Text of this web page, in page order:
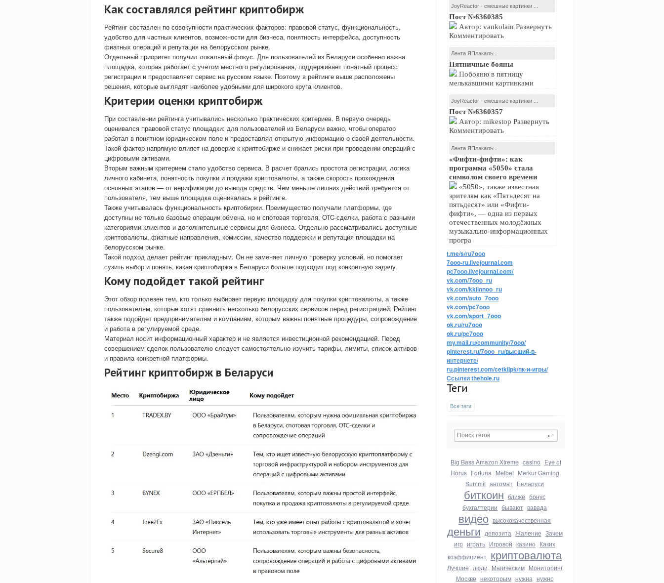
JoyReactor - смешные картинки ...
Пост №6360385
Автор: vankolain Развернуть
Комментировать
Лента ЯПлакалъ...
Пятничные бояны
Побояню в пятницу
мелькавшими картинками
JoyReactor - смешные картинки ...
Пост №6360357
Автор: mikestop Развернуть
Комментировать
Лента ЯПлакалъ...
«Фифти-фифти»: как
программа «5050» стала
символом своего времени
«5050», также известная
зрителям как «Пятьдесят на
пятьдесят» или «Фифти-
фифти», — одна из первых
отечественных молодёжных
музыкально-информационных
програ
t.me/s/ru7ooo
7ooo-ru.livejournal.com
pc7ooo.livejournal.com/
vk.com/7ooo_ru
vk.com/kkiinnoo_ru
vk.com/auto_7ooo
vk.com/pc7ooo
vk.com/sport_7ooo
ok.ru/ru7ooo
ok.ru/pc7ooo
my.mail.ru/community/7ooo/
pinterest.ru/7ooo_ru/высший-в-
интернете/
ru.pinterest.com/cetkijpk/пк-и-игры/
Ссылки thehole.ru
Теги
Все теги
Big Bass Amazon Xtreme casino Eye of
Horus Fortuna Melbet Merkur Gaming
Summit автомат Беларуси
биткоин ближе бонус
бухгалтерии бывают вавада
видео высококачественная
деньги депозита Жаление Зачем
игр играть Игровой казино Каких
коэффициент криптовалюта
Лучшие люди Магическим Мониторинг
Москве некоторым нужна нужно
Как составлялся рейтинг криптобирж
Рейтинг составлен по совокупности практических факторов: правовой статус, функциональность,
удобство для частных клиентов, возможности для бизнеса, понятность интерфейса, доступность
фиатных операций и репутация на белорусском рынке.
Отдельный приоритет получил локальный фокус. Для пользователей из Беларуси особенно важна
площадка, которая работает с учетом местного регулирования, поддерживает понятный процесс
регистрации и предоставляет сервис на русском языке. Поэтому в рейтинге выше расположены
решения, которые выглядят наиболее удобными для широкого круга клиентов.
Критерии оценки криптобирж
При составлении рейтинга учитывались несколько практических критериев. В первую очередь
оценивался правовой статус площадки: для пользователей из Беларуси важно, чтобы оператор
работал в понятном юридическом поле и предоставлял открытую информацию о своей деятельности.
Такой фактор напрямую влияет на доверие к криптобирже и снижает риски при проведении операций с
цифровыми активами.
Вторым важным критерием стало удобство сервиса. В расчет брались простота регистрации, логика
личного кабинета, понятность покупки и продажи криптовалюты, а также скорость прохождения
основных этапов — от верификации до вывода средств. Чем меньше лишних действий требуется от
пользователя, тем выше площадка оценивалась в рейтинге.
Также учитывалась функциональность криптобиржи. Преимущество получали платформы, где
доступны не только базовые операции обмена, но и спотовая торговля, OTC-сделки, работа с разными
категориями клиентов и дополнительные сервисы для бизнеса. Отдельно рассматривались доступные
криптовалюты, фиатные направления, комиссии, качество поддержки и репутация площадки на
белорусском рынке.
Такой подход делает рейтинг прикладным. Он не заменяет личную проверку условий, но помогает
сузить выбор и понять, какая криптобиржа в Беларуси больше подходит под конкретную задачу.
Кому подойдет такой рейтинг
Этот обзор полезен тем, кто только выбирает первую площадку для покупки криптовалюты, а также
пользователям, которые хотят сравнить несколько белорусских сервисов перед регистрацией. Рейтинг
также подойдет предпринимателям и компаниям, которым важны понятные процедуры, сопровождение
и работа в регулируемой среде.
Материал носит информационный характер и не является инвестиционной рекомендацией. Перед
совершением сделок пользователю следует самостоятельно изучить тарифы, лимиты, список активов
и правила конкретной платформы.
Рейтинг криптобирж в Беларуси